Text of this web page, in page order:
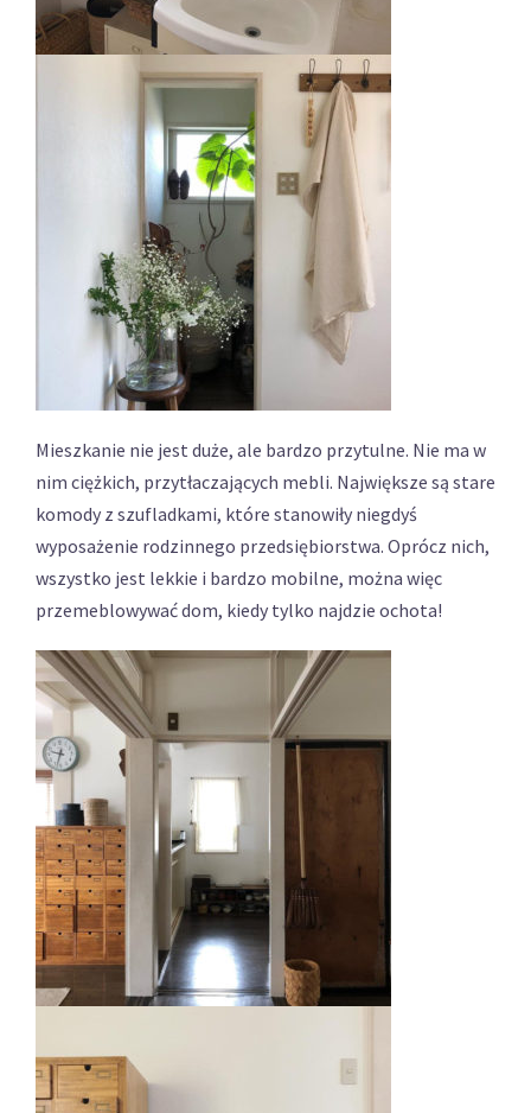
Mieszkanie nie jest duże, ale bardzo przytulne. Nie ma w
nim ciężkich, przytłaczających mebli. Największe są stare
komody z szufladkami, które stanowiły niegdyś
wyposażenie rodzinnego przedsiębiorstwa. Oprócz nich,
wszystko jest lekkie i bardzo mobilne, można więc
przemeblowywać dom, kiedy tylko najdzie ochota!